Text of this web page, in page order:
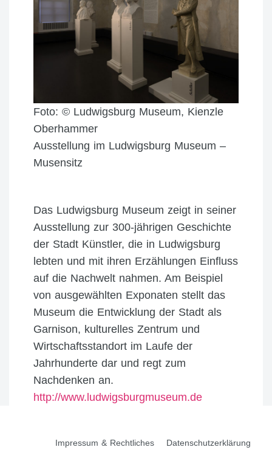
Foto: © Ludwigsburg Museum, Kienzle
Oberhammer
Ausstellung im Ludwigsburg Museum –
Musensitz
Das Ludwigsburg Museum zeigt in seiner
Ausstellung zur 300-jährigen Geschichte
der Stadt Künstler, die in Ludwigsburg
lebten und mit ihren Erzählungen Einfluss
auf die Nachwelt nahmen. Am Beispiel
von ausgewählten Exponaten stellt das
Museum die Entwicklung der Stadt als
Garnison, kulturelles Zentrum und
Wirtschaftsstandort im Laufe der
Jahrhunderte dar und regt zum
Nachdenken an.
http://www.ludwigsburgmuseum.de
Impressum & Rechtliches Datenschutzerklärung